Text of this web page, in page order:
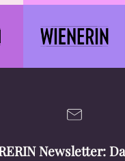
Newsletter: